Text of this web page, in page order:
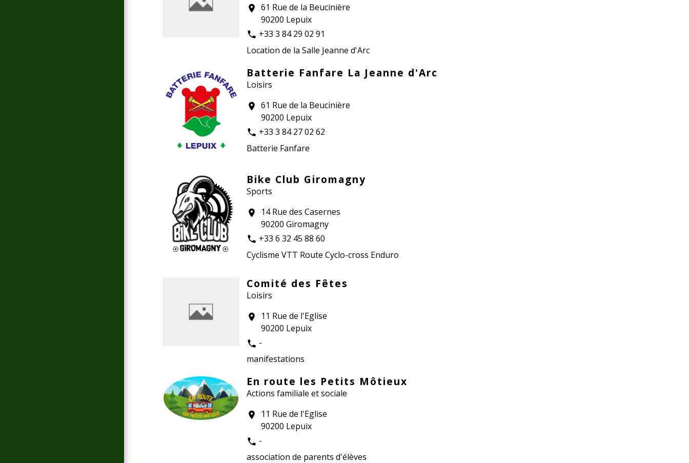
location_on 61 Rue de la Beucinière
90200 Lepuix
phone +33 3 84 29 02 91
Location de la Salle Jeanne d'Arc
Batterie Fanfare La Jeanne d'Arc
Loisirs
location_on 61 Rue de la Beucinière
90200 Lepuix
phone +33 3 84 27 02 62
Batterie Fanfare
Bike Club Giromagny
Sports
location_on
14 Rue des Casernes
90200 Giromagny
phone +33 6 32 45 88 60
Cyclisme VTT Route Cyclo-cross Enduro
Comité des Fêtes
Loisirs
location_on
11 Rue de l'Eglise
90200 Lepuix
phone -
manifestations
En route les Petits Môtieux
Actions familiale et sociale
location_on
11 Rue de l'Eglise
90200 Lepuix
phone -
association de parents d'élèves